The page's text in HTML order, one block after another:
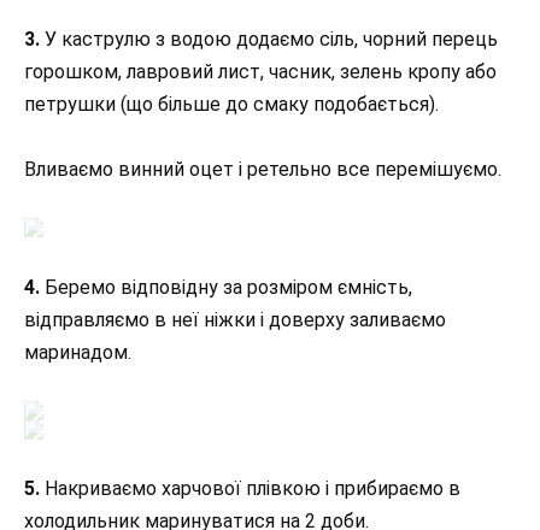
3. У каструлю з водою додаємо сіль, чорний перець
горошком, лавровий лист, часник, зелень кропу або
петрушки (що більше до смаку подобається).
Вливаємо винний оцет і ретельно все перемішуємо.
4. Беремо відповідну за розміром ємність,
відправляємо в неї ніжки і доверху заливаємо
маринадом.
5. Накриваємо харчової плівкою і прибираємо в
холодильник маринуватися на 2 доби.